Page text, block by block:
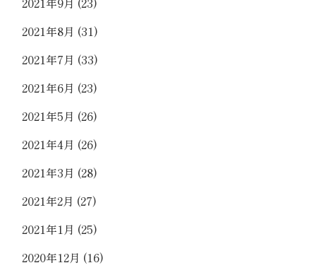
2021年8月 (31)
2021年7月 (33)
2021年6月 (23)
2021年5月 (26)
2021年4月 (26)
2021年3月 (28)
2021年2月 (27)
2021年1月 (25)
2020年12月 (16)